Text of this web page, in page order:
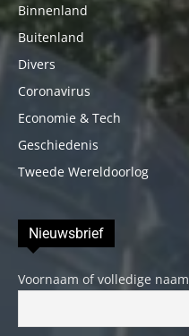
Binnenland
Buitenland
Divers
Coronavirus
Economie & Tech
Geschiedenis
Tweede Wereldoorlog
Nieuwsbrief
Voornaam of volledige naam